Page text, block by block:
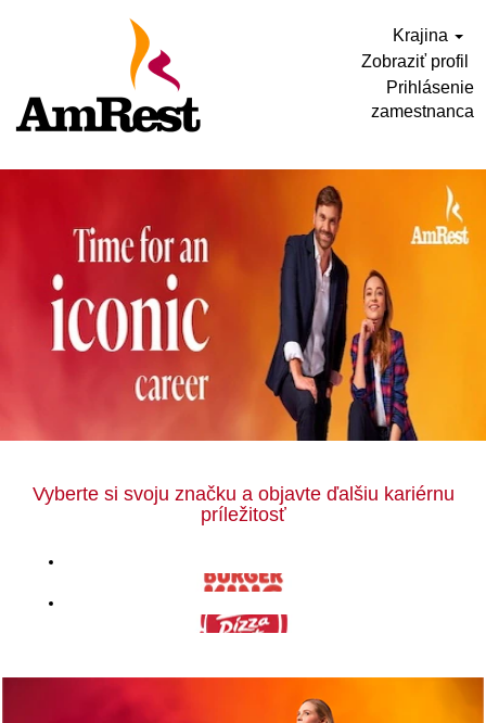
Krajina
Zobraziť profil
Prihlásenie
zamestnanca
Vyberte si svoju značku a objavte ďalšiu kariérnu
príležitosť